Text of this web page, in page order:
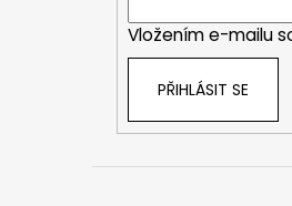
Vložením e-mailu
PŘIHLÁSIT SE